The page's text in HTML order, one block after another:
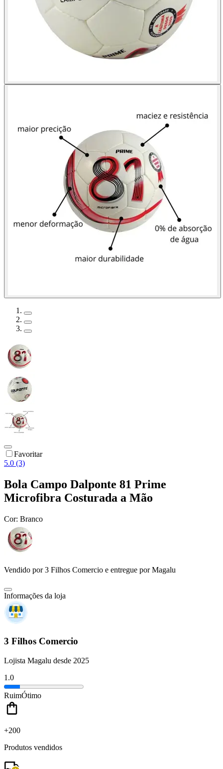
Favoritar
5.0 (3)
Bola Campo Dalponte 81 Prime
Microfibra Costurada a Mão
Cor: Branco
Vendido por3 Filhos Comercio e entregue por Magalu
Informações da loja
3 Filhos Comercio
Lojista Magalu desde 2025
1.0
RuimÓtimo
+200
Produtos vendidos